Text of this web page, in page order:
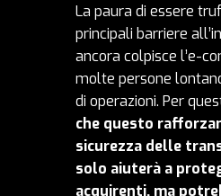
La paura di essere
principali barriere
ancora colpisce l’e-
molte persone
di operazioni. Per
che questo
sicurezza delle
solo aiuterà a
acquirenti, ma